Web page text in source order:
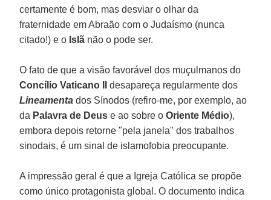
certamente é bom, mas desviar o olhar da
fraternidade em Abraão com o Judaísmo (nunca
citado!) e o Islã não o pode ser.
O fato de que a visão favorável dos muçulmanos do
Concílio Vaticano IIdesapareça regularmente dos
Lineamenta dos Sínodos (refiro-me, por exemplo, ao
da Palavra de Deuse ao sobre oOriente Médio),
embora depois retorne "pela janela" dos trabalhos
sinodais, é um sinal de islamofobia preocupante.
A impressão geral é que a Igreja Católica se propõe
como único protagonista global. O documento indica